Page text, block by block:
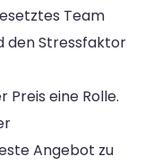
Team
den Stressfaktor
eine Rolle.
Angebot zu